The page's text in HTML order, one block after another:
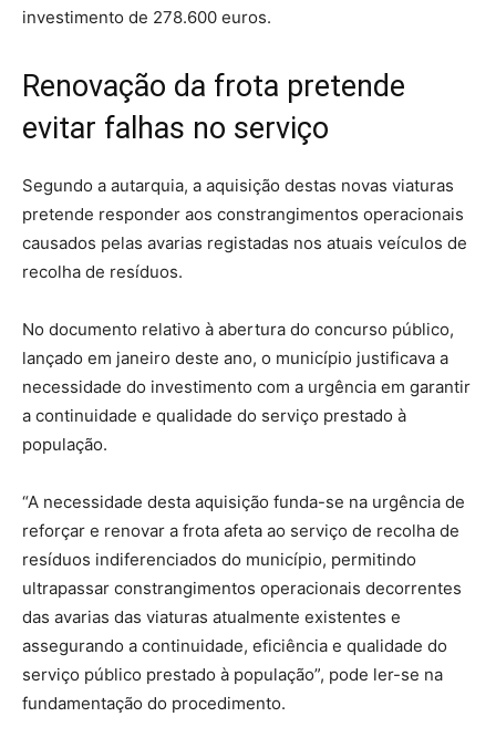
investimento de 278.600 euros.
Renovação da frota pretende
evitar falhas no serviço
Segundo a autarquia, a aquisição destas novas viaturas
pretende responder aos constrangimentos operacionais
causados pelas avarias registadas nos atuais veículos de
recolha de resíduos.
No documento relativo à abertura do concurso público,
lançado em janeiro deste ano, o município justificava a
necessidade do investimento com a urgência em garantir
a continuidade e qualidade do serviço prestado à
população.
“A necessidade desta aquisição funda-se na urgência de
reforçar e renovar a frota afeta ao serviço de recolha de
resíduos indiferenciados do município, permitindo
ultrapassar constrangimentos operacionais decorrentes
das avarias das viaturas atualmente existentes e
assegurando a continuidade, eficiência e qualidade do
serviço público prestado à população”, pode ler-se na
fundamentação do procedimento.